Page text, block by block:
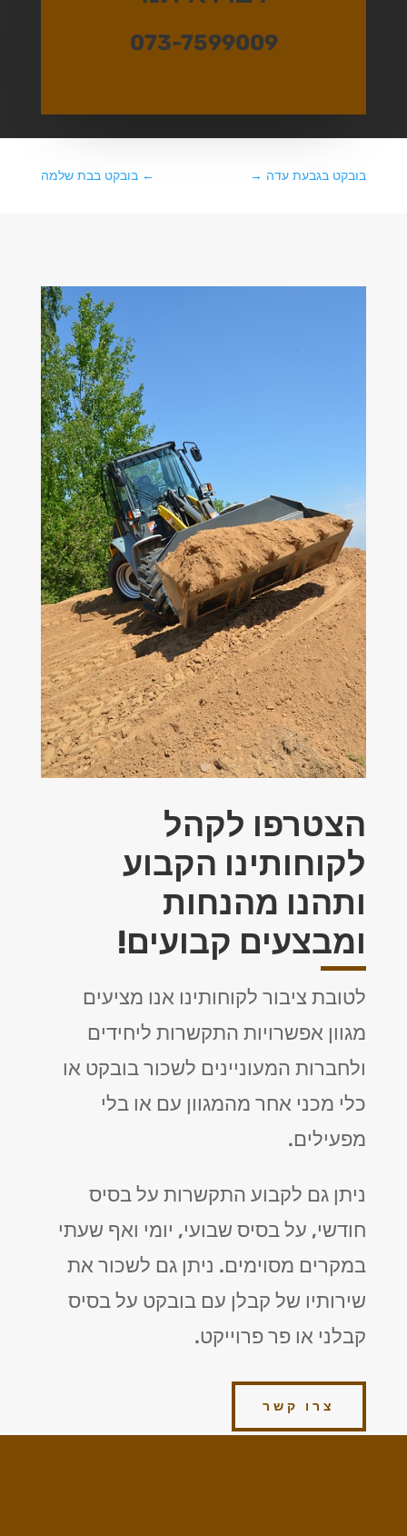
073-7599009
←בובקט בבת שלמה בובקט בגבעת עדה →
הצטרפו לקהל
לקוחותינו הקבוע
ותהנו מהנחות
ומבצעים קבועים!
לטובת ציבור לקוחותינו אנו מציעים
מגוון אפשרויות התקשרות ליחידים
ולחברות המעוניינים לשכור בובקט או
כלי מכני אחר מהמגוון עם או בלי
מפעילים.
ניתן גם לקבוע התקשרות על בסיס
חודשי, על בסיס שבועי, יומי ואף שעתי
במקרים מסוימים. ניתן גם לשכור את
שירותיו של קבלן עם בובקט על בסיס
קבלני או פר פרוייקט.
צרו קשר